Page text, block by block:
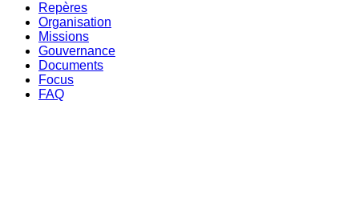
Repères
Organisation
Missions
Gouvernance
Documents
Focus
FAQ